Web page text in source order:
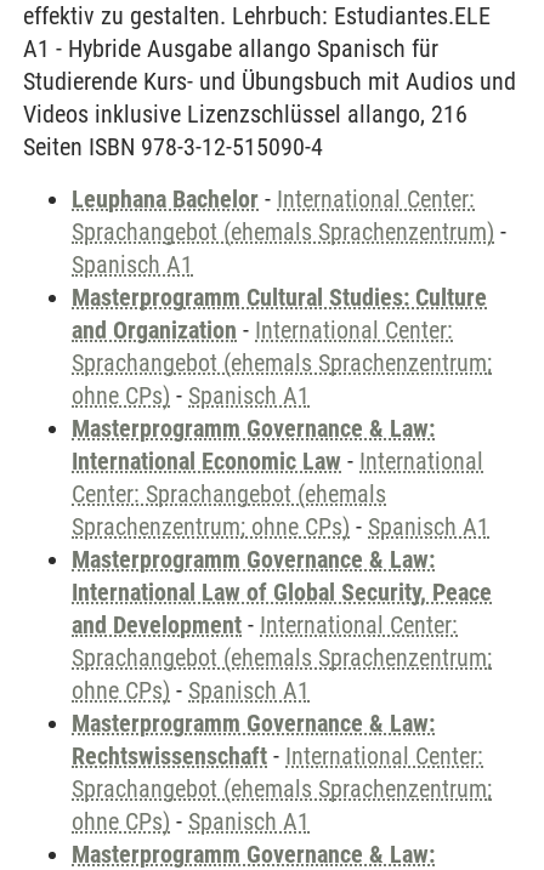
effektiv zu gestalten. Lehrbuch: Estudiantes.ELE
A1 - Hybride Ausgabe allango Spanisch für
Studierende Kurs- und Übungsbuch mit Audios und
Videos inklusive Lizenzschlüssel allango, 216
Seiten ISBN 978-3-12-515090-4
Leuphana Bachelor - International Center:
Sprachangebot (ehemals Sprachenzentrum) -
Spanisch A1
Masterprogramm Cultural Studies: Culture
and Organization - International Center:
Sprachangebot (ehemals Sprachenzentrum;
ohne CPs) - Spanisch A1
Masterprogramm Governance & Law:
International Economic Law - International
Center: Sprachangebot (ehemals
Sprachenzentrum; ohne CPs) - Spanisch A1
Masterprogramm Governance & Law:
International Law of Global Security, Peace
and Development - International Center:
Sprachangebot (ehemals Sprachenzentrum;
ohne CPs) - Spanisch A1
Masterprogramm Governance & Law:
Rechtswissenschaft - International Center:
Sprachangebot (ehemals Sprachenzentrum;
ohne CPs) - Spanisch A1
Masterprogramm Governance & Law: